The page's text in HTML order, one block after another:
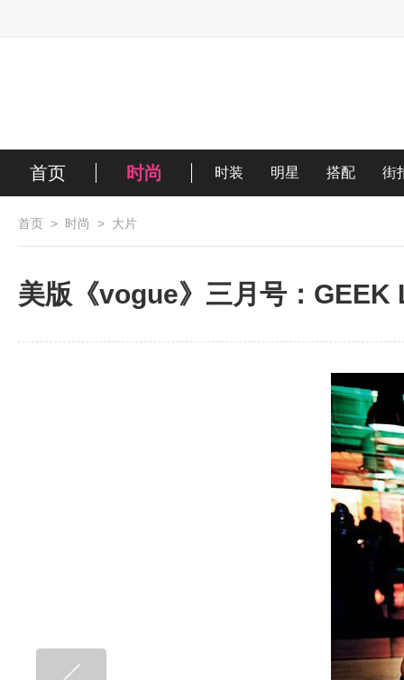
首页 时尚 时装 明星 搭配 街
首页 > 时尚 > 大片
美版《vogue》三月号：GEEK